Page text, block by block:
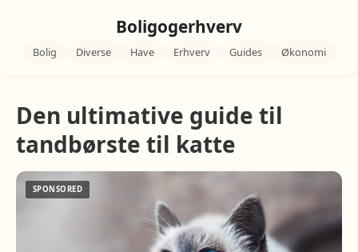
Boligogerhverv
Bolig Diverse Have Erhverv Guides Økonomi
Den ultimative guide til
tandbørste til katte